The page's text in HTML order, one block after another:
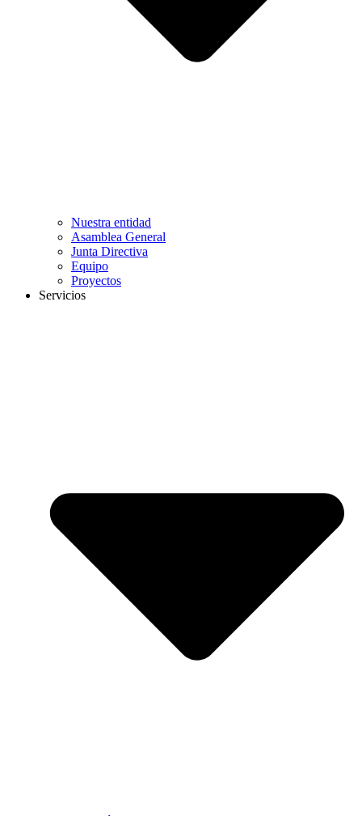
Nuestra entidad
Asamblea General
Junta Directiva
Equipo
Proyectos
Servicios